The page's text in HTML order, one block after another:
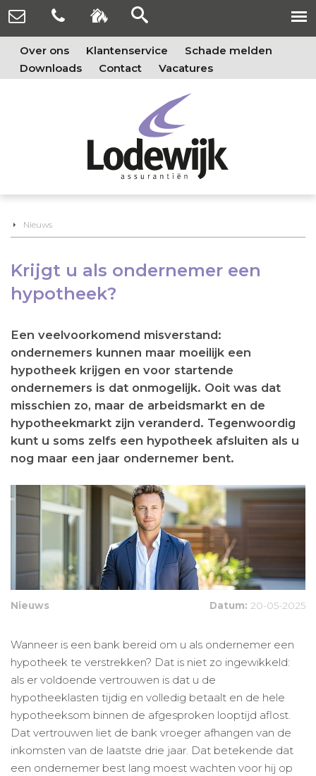
Over ons Klantenservice
Schade melden
Downloads
Contact Vacatures
Nieuws
Krijgt u als ondernemer een
hypotheek?
Een veelvoorkomend misverstand:
ondernemers kunnen maar moeilijk een
hypotheek krijgen en voor startende
ondernemers is dat onmogelijk. Ooit was dat
misschien zo, maar de arbeidsmarkt en de
hypotheekmarkt zijn veranderd. Tegenwoordig
kunt u soms zelfs een hypotheek afsluiten als u
nog maar een jaar ondernemer bent.
Nieuws Datum: 20-05-2025
Wanneer is een bank bereid om u als ondernemer een
hypotheek te verstrekken? Dat is niet zo ingewikkeld:
als er voldoende vertrouwen is dat u de
hypotheeklasten tijdig en volledig betaalt en de hele
hypotheeksom binnen de afgesproken looptijd aflost.
Dat vertrouwen liet de bank vroeger afhangen van de
inkomsten van de laatste drie jaar. Dat betekende dat
een ondernemer best lang moest wachten voor hij op